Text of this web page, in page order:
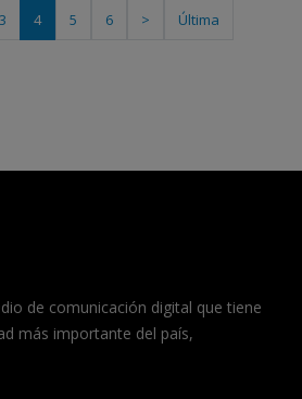
3 4 5 6 > Última
de comunicación digital que tiene
más importante del país,